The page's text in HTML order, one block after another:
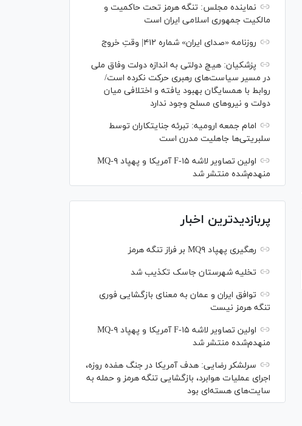
نماینده مجلس: تنگه هرمز تحت حاکمیت و
مالکیت جمهوری اسلامی ایران است
روزنامه «صدای ایران» شماره ۴۱۲| وقتِ خروج
پزشکیان: هیچ دولتی به اندازه دولت وفاق ملی
در مسیر سیاست‌های رهبری حرکت نکرده است/
روابط با همسایگان بهبود یافته و اختلافی میان
دولت و نیروهای مسلح وجود ندارد
امام جمعه ارومیه: تبرئه جنایتکاران توسط
سلبریتی‌ها جاهلیت مدرن است
اولین تصاویر لاشه F-۱۵ آمریکا و پهپاد MQ-۹
منهدم‌شده منتشر شد
پربازدیدترین اخبار
رهگیری پهپاد MQ۹ بر فراز تنگه هرمز
تخلیه شهرستان جاسک تکذیب شد
توافق ایران و عمان به معنای بازگشایی فوری
تنگه هرمز نیست
اولین تصاویر لاشه F-۱۵ آمریکا و پهپاد MQ-۹
منهدم‌شده منتشر شد
سرلشکر رضایی: هدف آمریکا در جنگ هفده روزه،
اجرای عملیات هوابرد، بازگشایی تنگه هرمز و حمله به
سایت‌های هسته‌ای بود